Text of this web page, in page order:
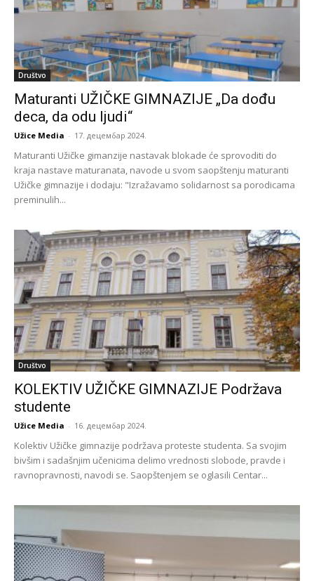
Društvo
Maturanti UŽIČKE GIMNAZIJE „Da dođu
deca, da odu ljudi“
Užice Media - 17. децембар 2024.
Maturanti Užičke gimanzije nastavak blokade će sprovoditi do
kraja nastave maturanata, navode u svom saopštenju maturanti
Užičke gimnazije i dodaju: "Izražavamo solidarnost sa porodicama
preminulih...
Društvo
KOLEKTIV UŽIČKE GIMNAZIJE Podržava
studente
Užice Media - 16. децембар 2024.
Kolektiv Užičke gimnazije podržava proteste studenta. Sa svojim
bivšim i sadašnjim učenicima delimo vrednosti slobode, pravde i
ravnopravnosti, navodi se. Saopštenjem se oglasili Centar...